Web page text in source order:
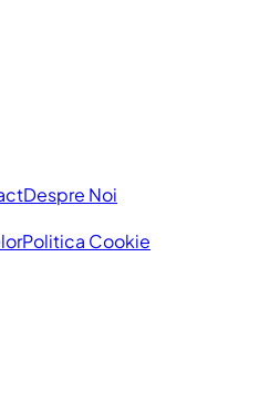
Despre Noi
Politica Cookie